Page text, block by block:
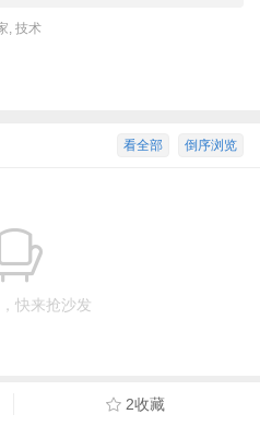
,技术
倒序浏览
看全部
快来抢沙发
2收藏